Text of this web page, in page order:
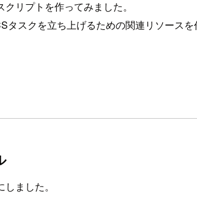
リプトを作ってみました。
スクを立ち上げるための関連リソース
ました。